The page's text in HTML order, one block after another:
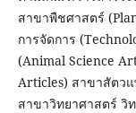
สาขาพืชศาสตร์
การจัดการ
(Animal Science
Articles) สาขาสัตว
สาขาวิทยาศาสตร์ วิ